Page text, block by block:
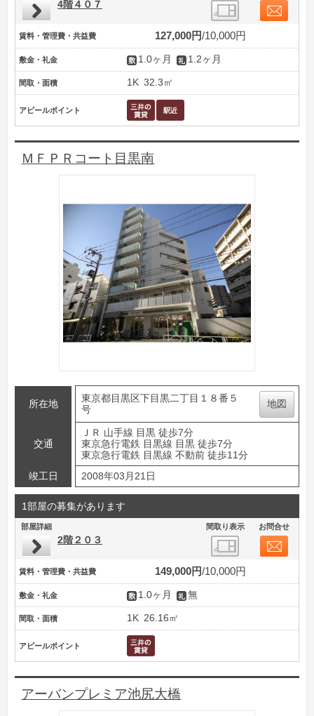
4階４０７
賃料・管理費・共益費 127,000円 10,000円
敷金・礼金 1.0ヶ月 1.2ヶ月
間取・面積 1K 32.3㎡
アピールポイント
ＭＦＰＲコート目黒南
所在地
東京都目黒区下目黒二丁目１８番５
号
地図
交通
ＪＲ 山手線 目黒 徒歩7分
東京急行電鉄 目黒線 目黒 徒歩7分
東京急行電鉄 目黒線 不動前 徒歩11分
竣工日
2008年03月21日
1部屋の募集があります
部屋詳細 間取り表示 お問合せ
2階２０３
賃料・管理費・共益費 149,000円 10,000円
敷金・礼金 1.0ヶ月 無
間取・面積 1K 26.16㎡
アピールポイント
アーバンプレミア池尻大橋